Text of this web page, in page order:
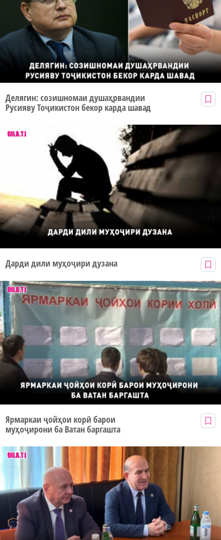
Делягин: созишномаи душаҳрвандии
Русияву Тоҷикистон бекор карда шавад
Дарди дили муҳоҷири дузана
Ярмаркаи ҷойҳои корӣ барои
муҳоҷирони ба Ватан баргашта